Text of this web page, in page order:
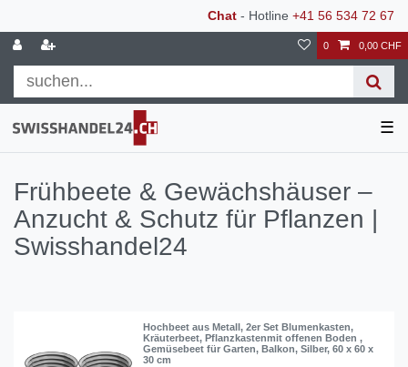
Chat - Hotline +41 56 534 72 67
0 0,00 CHF
☰
Frühbeete & Gewächshäuser –
Anzucht & Schutz für Pflanzen |
Swisshandel24
Hochbeet aus Metall, 2er Set Blumenkasten,
Kräuterbeet, Pflanzkastenmit offenen Boden ,
Gemüsebeet für Garten, Balkon, Silber, 60 x 60 x
30 cm